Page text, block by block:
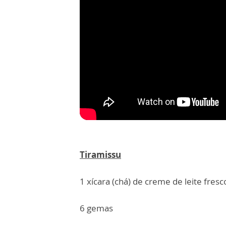
Tiramissu
1 xícara (chá) de creme de leite
6 gemas